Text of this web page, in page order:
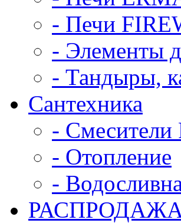
- Печи
- Элементы
- Тандыры,
Сантехника
- Смесители
- Отопление
-
РАСПРОДАЖА